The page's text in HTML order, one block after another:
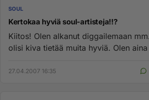
SOUL
Kertokaa hyviä soul-artisteja!!?
Kiitos! Olen alkanut diggailemaan
olisi kiva tietää muita hyviä. Olen
27.04.2007 16:35